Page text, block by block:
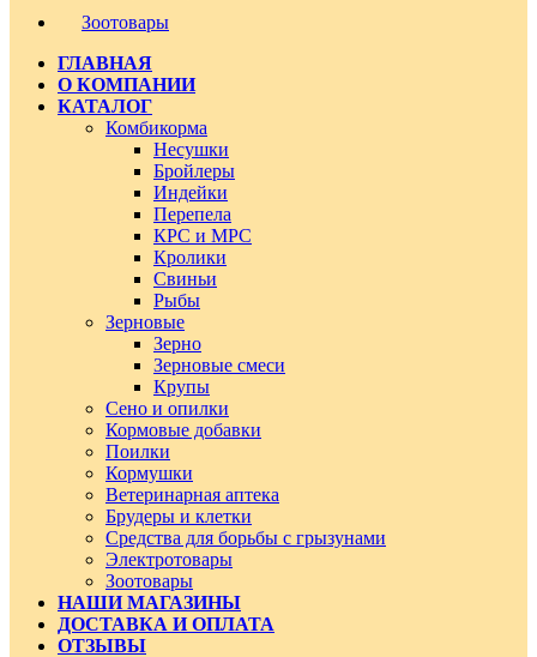
Зоотовары
ГЛАВНАЯ
О КОМПАНИИ
КАТАЛОГ
Комбикорма
Несушки
Бройлеры
Индейки
Перепела
КРС и МРС
Кролики
Свиньи
Рыбы
Зерновые
Зерно
Зерновые смеси
Крупы
Сено и опилки
Кормовые добавки
Поилки
Кормушки
Ветеринарная аптека
Брудеры и клетки
Средства для борьбы с грызунами
Электротовары
Зоотовары
НАШИ МАГАЗИНЫ
ДОСТАВКА И ОПЛАТА
ОТЗЫВЫ